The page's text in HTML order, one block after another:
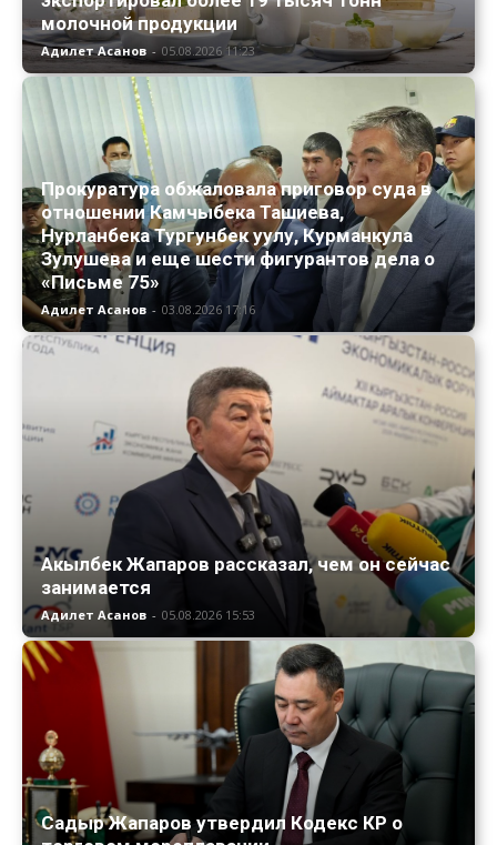
молочной продукции
Адилет Асанов - 05.08.2026 11:23
Прокуратура обжаловала приговор суда в
отношении Камчыбека Ташиева,
Нурланбека Тургунбек уулу, Курманкула
Зулушева и еще шести фигурантов дела о
«Письме 75»
Адилет Асанов - 03.08.2026 17:16
Акылбек Жапаров рассказал, чем он сейчас
занимается
Адилет Асанов - 05.08.2026 15:53
Садыр Жапаров утвердил Кодекс КР о